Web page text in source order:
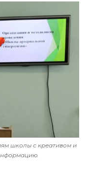
школы с креативом и